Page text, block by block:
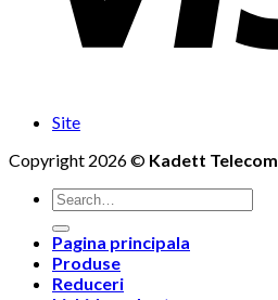
Site
Copyright 2026 © Kadett Telecom
Search
for:
Pagina principala
Produse
Reduceri